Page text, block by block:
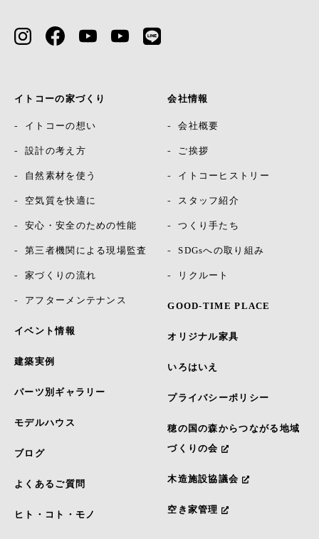
イトコーの家づくり
イトコーの想い
設計の考え方
自然素材を使う
空気質を快適に
安心・安全のための性能
第三者機関による現場監査
家づくりの流れ
アフターメンテナンス
イベント情報
建築実例
パーツ別ギャラリー
モデルハウス
ブログ
よくあるご質問
ヒト・コト・モノ
会社情報
会社概要
ご挨拶
イトコーヒストリー
スタッフ紹介
つくり手たち
SDGsへの取り組み
リクルート
GOOD-TIME PLACE
オリジナル家具
いろはいえ
プライバシーポリシー
穂の国の森からつながる地域
づくりの会
木造施設協議会
空き家管理